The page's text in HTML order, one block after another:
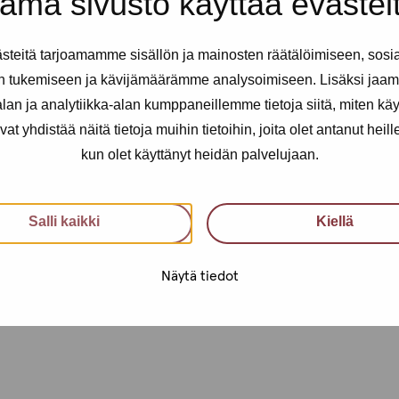
tarjoamamme sisällön ja mainosten räätälöimiseen,
tukemiseen ja kävijämäärämme analysoimiseen. Lisäksi
ja analytiikka-alan kumppaneillemme tietoja siitä, miten
yhdistää näitä tietoja muihin tietoihin, joita olet antanut
kun olet käyttänyt heidän palvelujaan.
Salli kaikki Kiellä
Näytä tiedot
jotka sinulla on mielenpäällä
myös teksti kanavaa
varten!
kokemuksia!
040 650 3705
Erjaan tai Tainaan.